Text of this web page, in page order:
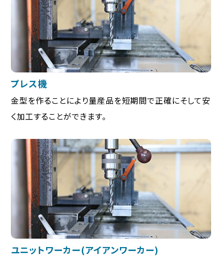
プレス機
金型を作ることにより量産品を短期間で正確にそして安
く加工することができます。
ユニットワーカー(アイアンワーカー)